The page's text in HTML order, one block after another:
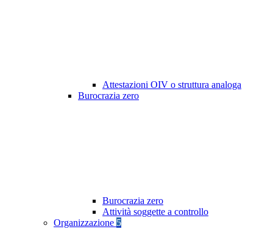
Attestazioni OIV o struttura analoga
Burocrazia zero
Burocrazia zero
Attività soggette a controllo
Organizzazione 5